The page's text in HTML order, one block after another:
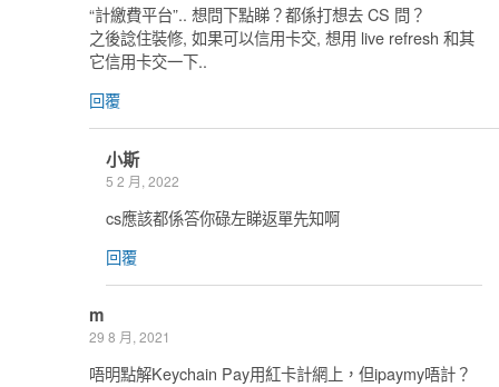
“計繳費平台”.. 想問下點睇？都係打想去 CS 問？
之後諗住裝修, 如果可以信用卡交, 想用 live refresh 和其
它信用卡交一下..
回覆
小斯
5 2 月, 2022
cs應該都係答你碌左睇返單先知啊
回覆
m
29 8 月, 2021
唔明點解Keychain Pay用紅卡計網上，但ipaymy唔計？